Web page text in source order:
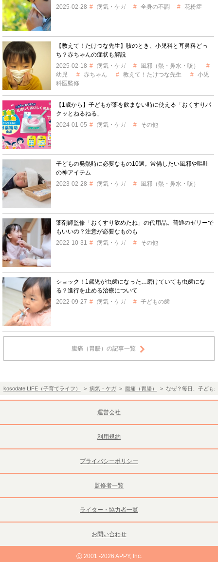
2025-02-28
病気・ケガ 全身の不調 花粉症
【教えて！たけつな先生】咳のとき、小児科と耳鼻科どっ
ち？赤ちゃんの症状も解説
2025-02-18
病気・ケガ
風邪（熱・鼻水・咳）
幼児
赤ちゃん 教えて！たけつな先生
小児
科医監修
【1歳から】子どもが薬を飲まない時に使える「おくすりパ
クッとねるねる」
2024-01-05
病気・ケガ その他
子どもの発熱時に必要なもの10選。常備したい風邪や嘔吐
の神アイテム
2023-02-28
病気・ケガ 風邪（熱・鼻水・咳）
薬剤師監修「おくすり飲めたね」の代用品。普通のゼリーで
もいいの？注意が必要なものも
2022-10-31
病気・ケガ その他
ショック！1歳児が虫歯になった…磨けていても虫歯にな
る？進行を止める治療について
2022-09-27
病気・ケガ 子どもの歯
腹痛（胃腸）の記事一覧
kosodate LIFE（子育てライフ） > 病気・ケガ> 腹痛（胃腸） > なぜ？毎日、子ども
運営会社
利用規約
プライバシーポリシー
監修者一覧
ライター・協力者一覧
お問い合わせ
©2001 -2026 APPY, Inc.